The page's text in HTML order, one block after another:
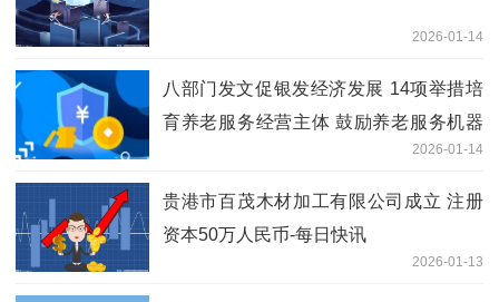
2026-01-14
八部门发文促银发经济发展 14项举措培
育养老服务经营主体 鼓励养老服务机器
2026-01-14
贵港市百茂木材加工有限公司成立 注册
资本50万人民币-每日快讯
2026-01-13